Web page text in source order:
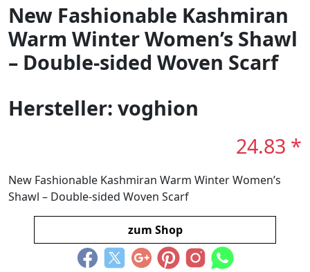
New Fashionable Kashmiran
Warm Winter Women’s Shawl
– Double-sided Woven Scarf
Hersteller: voghion
24.83 *
New Fashionable Kashmiran Warm Winter Women’s
Shawl – Double-sided Woven Scarf
zum Shop